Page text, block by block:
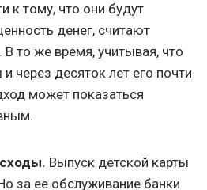
к тому, что они будут
денег, считают
В то же время, учитывая, что
через десяток лет его почти
может показаться
Выпуск детской карты
за ее обслуживание банки